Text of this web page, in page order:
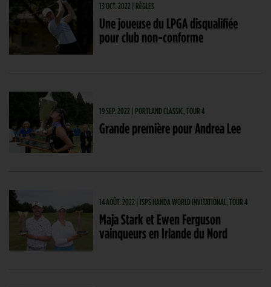
13 OCT. 2022 | RÈGLES
Une joueuse du LPGA disqualifiée
pour club non-conforme
19 SEP. 2022 | PORTLAND CLASSIC, TOUR 4
Grande première pour Andrea Lee
14 AOÛT. 2022 | ISPS HANDA WORLD INVITATIONAL, TOUR 4
Maja Stark et Ewen Ferguson
vainqueurs en Irlande du Nord